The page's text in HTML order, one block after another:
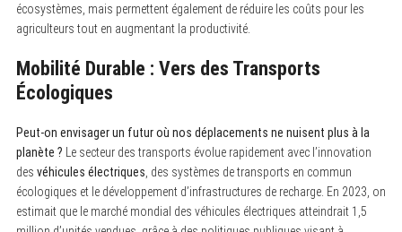
écosystèmes, mais permettent également de réduire les coûts pour les
agriculteurs tout en augmentant la productivité.
Mobilité Durable : Vers des Transports
Écologiques
Peut-on envisager un futur où nos déplacements ne nuisent plus à la
planète ? Le secteur des transports évolue rapidement avec l’innovation
des véhicules électriques , des systèmes de transports en commun
écologiques et le développement d’infrastructures de recharge. En 2023, on
estimait que le marché mondial des véhicules électriques atteindrait 1,5
r
c
f
o
r
: